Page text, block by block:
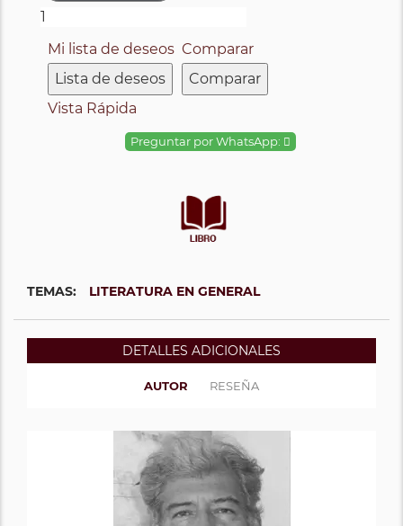
Mi lista de deseos
Lista de deseos
Comparar
Comparar
Vista Rápida
Preguntar por WhatsApp:
TEMAS: LITERATURA EN GENERAL
DETALLES ADICIONALES
AUTOR RESEÑA